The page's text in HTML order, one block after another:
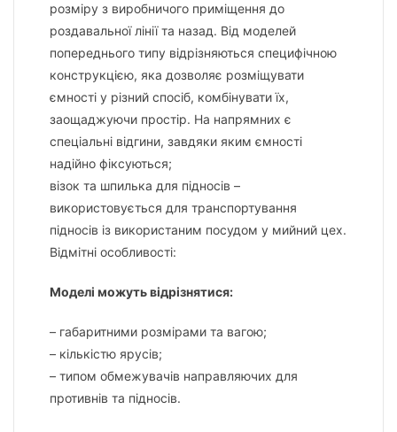
розміру з виробничого приміщення до
роздавальної лінії та назад. Від моделей
попереднього типу відрізняються специфічною
конструкцією, яка дозволяє розміщувати
ємності у різний спосіб, комбінувати їх,
заощаджуючи простір. На напрямних є
спеціальні відгини, завдяки яким ємності
надійно фіксуються;
візок та шпилька для підносів –
використовується для транспортування
підносів із використаним посудом у мийний цех.
Відмітні особливості:
Моделі можуть відрізнятися:
– габаритними розмірами та вагою;
– кількістю ярусів;
– типом обмежувачів направляючих для
противнів та підносів.